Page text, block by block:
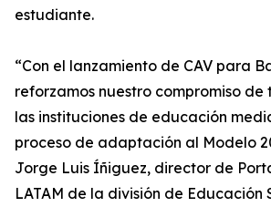
estudiante.
“Con el lanzamiento de CAV para
reforzamos nuestro compromiso
las instituciones de educación
proceso de adaptación al Modelo
Jorge Luis Íñiguez, director de
LATAM de la división de Educación